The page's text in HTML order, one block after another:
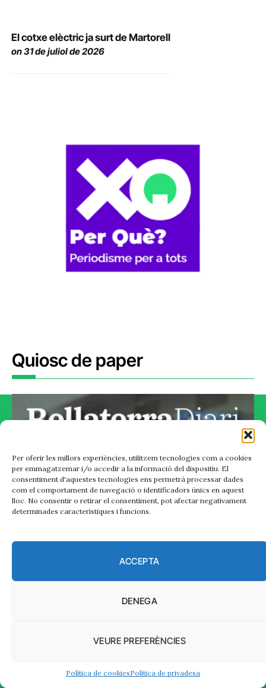
Per oferir les millors experiències, utilitzem tecnologies com a cookies
per emmagatzemar i/o accedir a la informació del dispositiu. El
consentiment d'aquestes tecnologies ens permetrà processar dades
com el comportament de navegació o identificadors únics en aquest
lloc. No consentir o retirar el consentiment, pot afectar negativament
determinades característiques i funcions.
ACCEPTA
DENEGA
VEURE PREFERÈNCIES
Política de cookiesPolítica de privadesa
El cotxe elèctric ja surt de Martorell
on 31 de juliol de 2026
Quiosc de paper